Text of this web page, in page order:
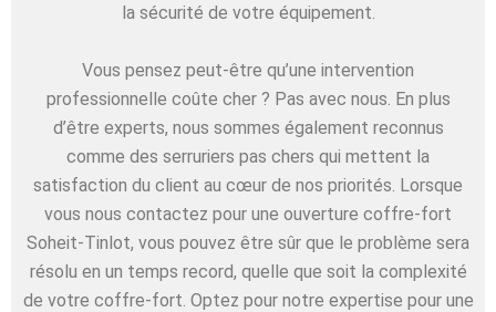
la sécurité de votre équipement.
Vous pensez peut-être qu’une intervention
professionnelle coûte cher ? Pas avec nous. En plus
d’être experts, nous sommes également reconnus
comme des serruriers pas chers qui mettent la
satisfaction du client au cœur de nos priorités. Lorsque
vous nous contactez pour une ouverture coffre-fort
Soheit-Tinlot, vous pouvez être sûr que le problème sera
résolu en un temps record, quelle que soit la complexité
de votre coffre-fort. Optez pour notre expertise pour une